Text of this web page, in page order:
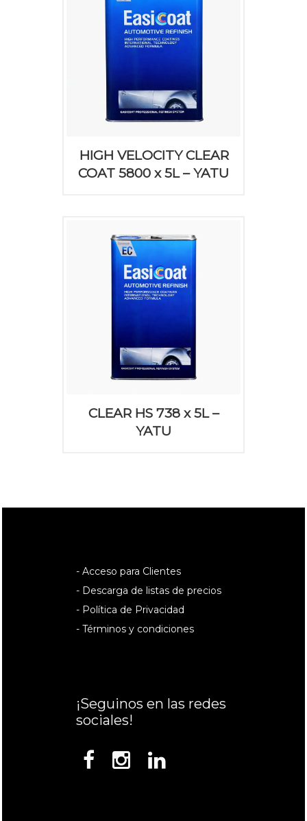
HIGH VELOCITY CLEAR
COAT 5800 x 5L – YATU
CLEAR HS 738 x 5L –
YATU
- Acceso para Clientes
- Descarga de listas de precios
- Política de Privacidad
- Términos y condiciones
¡Seguinos en las redes
sociales!